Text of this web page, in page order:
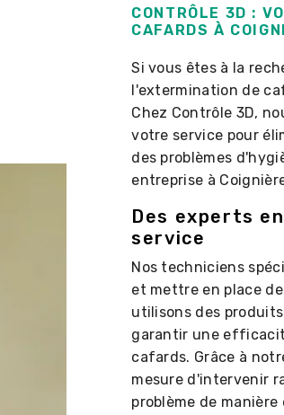
CONTRÔLE 3D :
CAFARDS À
Si vous êtes à la
l'extermination de
Chez Contrôle 3D,
votre service pour
des problèmes
entreprise à
Des experts
service
Nos techniciens
et mettre en place
utilisons des
garantir une
cafards. Grâce à
mesure d'intervenir
problème de